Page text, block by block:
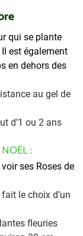
qui se plante
est également
en dehors des
au gel de
d’1 ou 2 ans
:
ses Roses de
le choix d’un
fleuries